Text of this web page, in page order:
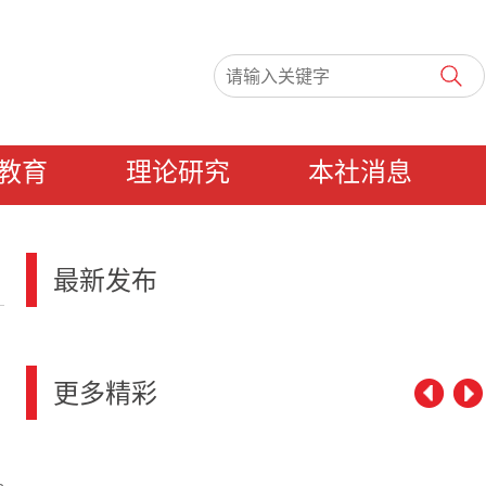
育 理论研究 本社消息
最新发布
更多精彩